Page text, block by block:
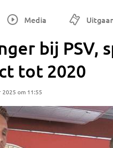
Media
bij PSV,
tot 2020
2025 om 11:55